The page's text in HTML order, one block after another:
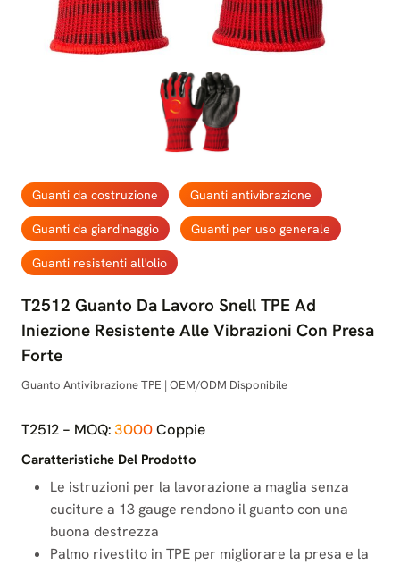
Guanti da costruzione Guanti antivibrazione
Guanti da giardinaggio Guanti per uso generale
Guanti resistenti all'olio
T2512 Guanto Da Lavoro Snell TPE Ad
Iniezione Resistente Alle Vibrazioni Con Presa
Forte
Guanto Antivibrazione TPE | OEM/ODM Disponibile
T2512 - MOQ: 3000Coppie
Caratteristiche Del Prodotto
Le istruzioni per la lavorazione a maglia senza
cuciture a 13 gauge rendono il guanto con una
buona destrezza
Palmo rivestito in TPE per migliorare la presa e la